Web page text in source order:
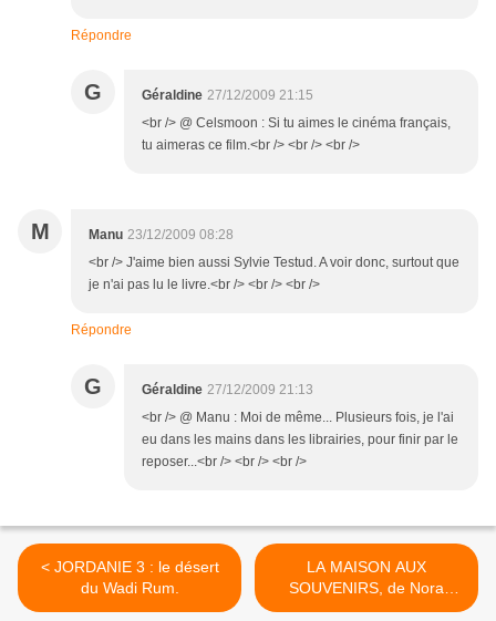
Répondre
G Géraldine 27/12/2009 21:15
<br /> @ Celsmoon : Si tu aimes le cinéma français,
tu aimeras ce film.<br /> <br /> <br />
M Manu 23/12/2009 08:28
<br /> J'aime bien aussi Sylvie Testud. A voir donc, surtout que
je n'ai pas lu le livre.<br /> <br /> <br />
Répondre
G Géraldine 27/12/2009 21:13
<br /> @ Manu : Moi de même... Plusieurs fois, je l'ai
eu dans les mains dans les librairies, pour finir par le
reposer...<br /> <br /> <br />
< JORDANIE 3 : le désert
du Wadi Rum.
LA MAISON AUX
SOUVENIRS, de Nora
ROBERTS >